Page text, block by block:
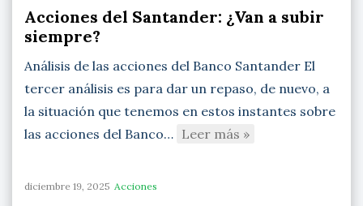
Acciones del Santander: ¿Van a subir
siempre?
Análisis de las acciones del Banco Santander El
tercer análisis es para dar un repaso, de nuevo, a
la situación que tenemos en estos instantes sobre
las acciones del Banco… Leer más »
diciembre 19, 2025 Acciones